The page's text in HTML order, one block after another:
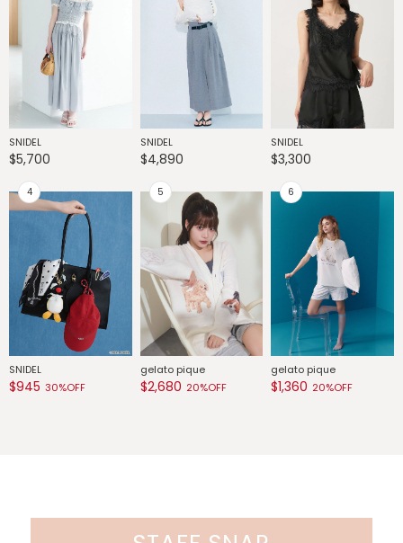
SNIDEL
$5,700
SNIDEL
$4,890
SNIDEL
$3,300
SNIDEL
$945 30%OFF
gelato pique
$2,680 20%OFF
gelato pique
$1,360 20%OFF